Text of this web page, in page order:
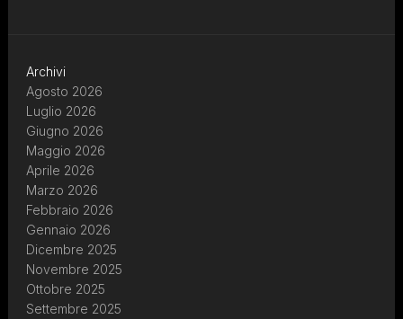
Archivi
Agosto 2026
Luglio 2026
Giugno 2026
Maggio 2026
Aprile 2026
Marzo 2026
Febbraio 2026
Gennaio 2026
Dicembre 2025
Novembre 2025
Ottobre 2025
Settembre 2025